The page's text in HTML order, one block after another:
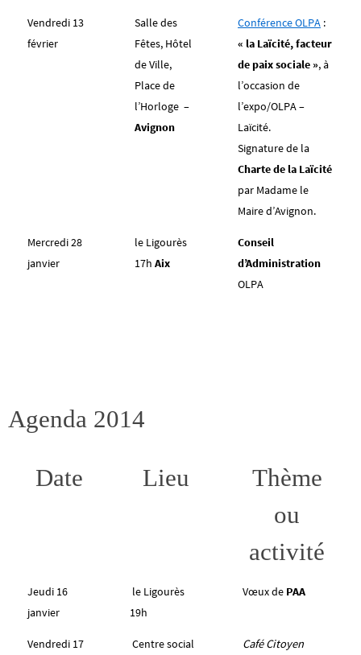
Vendredi 13
février
Salle des
Fêtes, Hôtel
de Ville,
Place de
l’Horloge –
Avignon
Conférence OLPA :
« la Laïcité, facteur
de paix sociale », à
l’occasion de
l’expo/OLPA –
Laïcité.
Signature de la
Charte de la Laïcité
par Madame le
Maire d’Avignon.
Mercredi 28
janvier
le Ligourès
17h Aix
Conseil
d’Administration
OLPA
Agenda 2014
Date Lieu
Thème
ou
activité
Jeudi 16
janvier
le Ligourès
19h
Vœux de PAA
Vendredi 17
Centre social
Café Citoyen